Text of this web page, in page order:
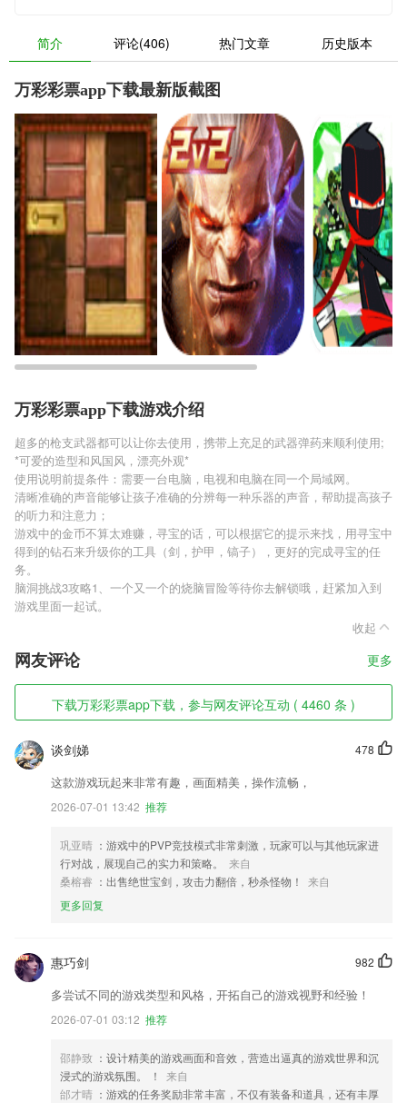
简介 评论(406) 热门文章 历史版本
万彩彩票app下载最新版截图
万彩彩票app下载游戏介绍
超多的枪支武器都可以让你去使用，携带上充足的武器弹药来顺利使用;
*可爱的造型和风国风，漂亮外观*
使用说明前提条件：需要一台电脑，电视和电脑在同一个局域网。
清晰准确的声音能够让孩子准确的分辨每一种乐器的声音，帮助提高孩子
的听力和注意力；
游戏中的金币不算太难赚，寻宝的话，可以根据它的提示来找，用寻宝中
得到的钻石来升级你的工具（剑，护甲，镐子），更好的完成寻宝的任
务。
脑洞挑战3攻略1、一个又一个的烧脑冒险等待你去解锁哦，赶紧加入到
游戏里面一起试。
收起
网友评论 更多
下载万彩彩票app下载，参与网友评论互动 ( 4460 条 )
478
谈剑娣
这款游戏玩起来非常有趣，画面精美，操作流畅，
2026-07-01 13:42 推荐
巩亚晴 ：游戏中的PVP竞技模式非常刺激，玩家可以与其他玩家进
行对战，展现自己的实力和策略。
来自
桑榕睿 ：出售绝世宝剑，攻击力翻倍，秒杀怪物！
来自
更多回复
982
惠巧剑
多尝试不同的游戏类型和风格，开拓自己的游戏视野和经验！
2026-07-01 03:12 推荐
邵静致 ：设计精美的游戏画面和音效，营造出逼真的游戏世界和沉
浸式的游戏氛围。 ！
来自
邰才晴 ：游戏的任务奖励非常丰富，不仅有装备和道具，还有丰厚